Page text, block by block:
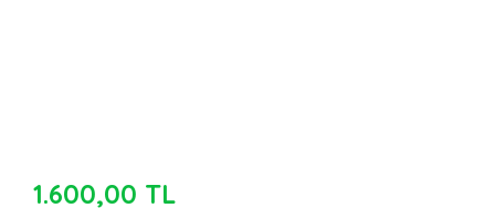
1.600,00 TL